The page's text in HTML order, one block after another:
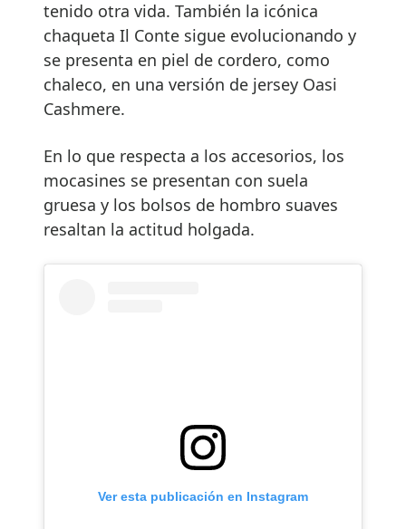
tenido otra vida. También la icónica
chaqueta Il Conte sigue evolucionando y
se presenta en piel de cordero, como
chaleco, en una versión de jersey Oasi
Cashmere.
En lo que respecta a los accesorios, los
mocasines se presentan con suela
gruesa y los bolsos de hombro suaves
resaltan la actitud holgada.
Ver esta publicación en Instagram